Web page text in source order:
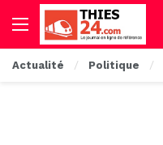
Actualité Politique